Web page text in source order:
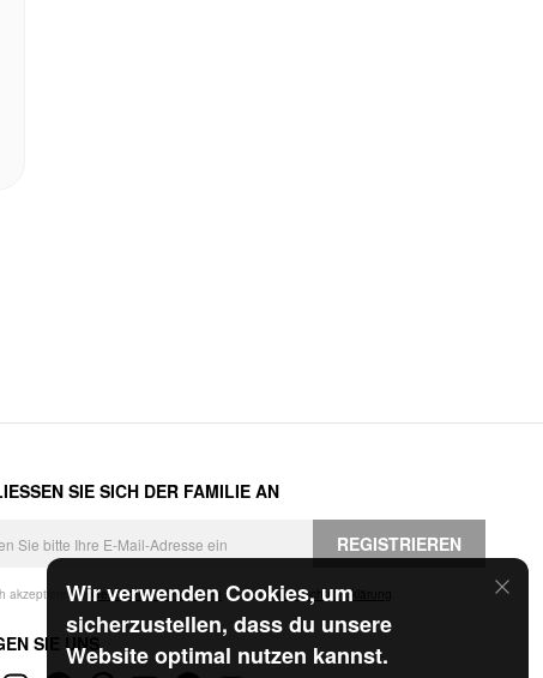
Wir verwenden Cookies, um
sicherzustellen, dass du unsere
Website optimal nutzen kannst.
SIE SICH DER FAMILIE AN
REGISTRIEREN
akzeptiere dieGeschäftsbedingungen und die Datenschutzerklärung
SIE UNS